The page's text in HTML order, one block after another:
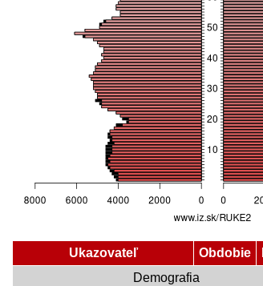
Ukazovateľ Obdobie
Demografia